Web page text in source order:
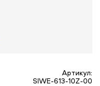
Артикул:
SIWE-613-10Z-00